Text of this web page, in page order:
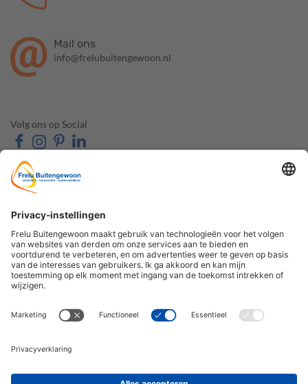
Mail ons
info@frelubuitengewoon.nl
Volg ons op Social
OVER FRELU
BUITENGEWOON
Over ons
Contact & Route
Openingstijden
Veelgestelde vragen
Schuifwanden
Zonwering
De Houtzaak